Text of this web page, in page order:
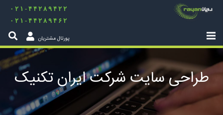
۰۲۱-۴۴۲۸۹۴۲۲
۰۲۱-۴۴۲۸۹۴۶۲
پورتال مشتریان
طراحی سایت شرکت ایران تکنیک